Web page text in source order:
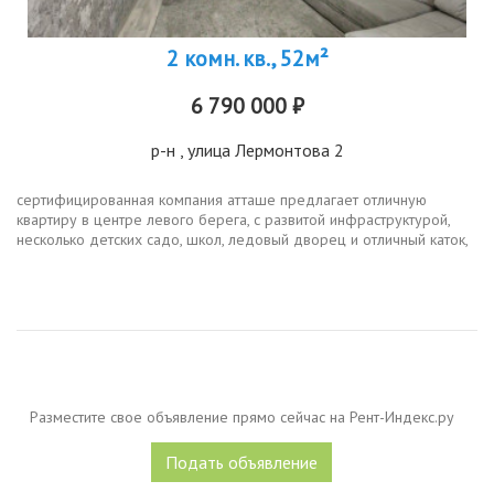
2 комн. кв., 52м²
6 790 000 ₽
р-н , улица Лермонтова 2
сертифицированная компания атташе предлагает отличную
квартиру в центре левого берега, с развитой инфраструктурой,
несколько детских садо, школ, ледовый дворец и отличный каток,
Разместите свое объявление прямо сейчас на Рент-Индекс.ру
Подать объявление